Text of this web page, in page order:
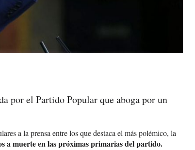
por el Partido Popular que aboga por un
a la prensa entre los que destaca el más polémico, la
a muerte en las próximas primarias del partido.